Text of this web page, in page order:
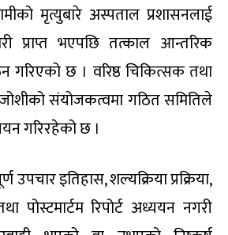
मृत्युबारे अस्पताल प्रशासनलाई
प्राप्त भएपछि तत्काल आन्तरिक
गरिएको छ । वरिष्ठ चिकित्सक तथा
जोशीको संयोजकत्वमा गठित समितिले
गरिरहेको छ ।
उपचार इतिहास, शल्यक्रिया प्रक्रिया,
पोस्टमार्टम रिपोर्ट अध्ययन नगरी